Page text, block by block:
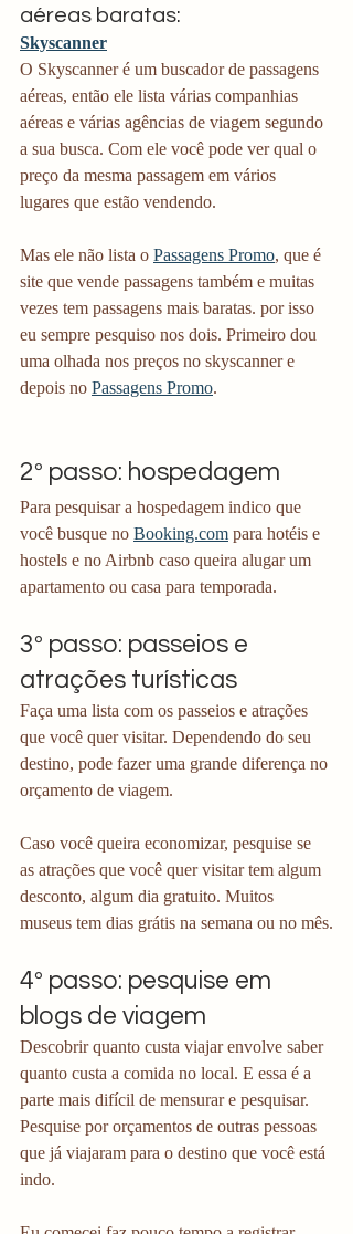
aéreas baratas:
Skyscanner
O Skyscanner é um buscador de passagens
aéreas, então ele lista várias companhias
aéreas e várias agências de viagem segundo
a sua busca. Com ele você pode ver qual o
preço da mesma passagem em vários
lugares que estão vendendo.
Mas ele não lista o Passagens Promo, que é
site que vende passagens também e muitas
vezes tem passagens mais baratas. por isso
eu sempre pesquiso nos dois. Primeiro dou
uma olhada nos preços no skyscanner e
depois no Passagens Promo.
2º passo: hospedagem
Para pesquisar a hospedagem indico que
você busque no Booking.com para hotéis e
hostels e no Airbnb caso queira alugar um
apartamento ou casa para temporada.
3º passo: passeios e
atrações turísticas
Faça uma lista com os passeios e atrações
que você quer visitar. Dependendo do seu
destino, pode fazer uma grande diferença no
orçamento de viagem.
Caso você queira economizar, pesquise se
as atrações que você quer visitar tem algum
desconto, algum dia gratuito. Muitos
museus tem dias grátis na semana ou no mês.
4º passo: pesquise em
blogs de viagem
Descobrir quanto custa viajar envolve saber
quanto custa a comida no local. E essa é a
parte mais difícil de mensurar e pesquisar.
Pesquise por orçamentos de outras pessoas
que já viajaram para o destino que você está
indo.